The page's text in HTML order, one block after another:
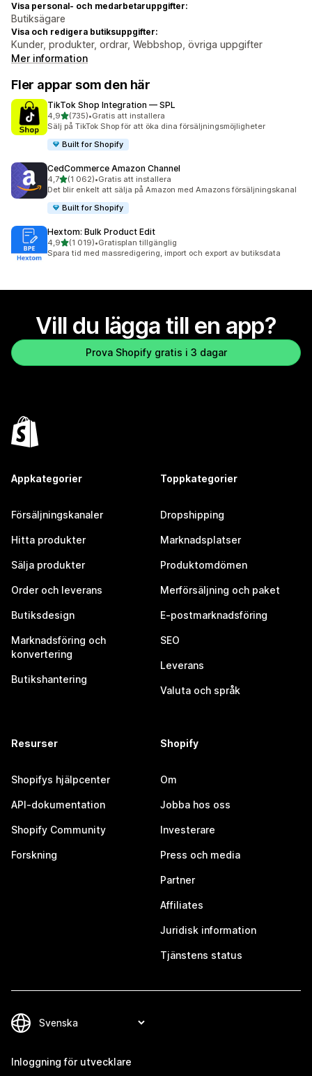
Visa personal- och medarbetaruppgifter:
Butiksägare
Visa och redigera butiksuppgifter:
Kunder, produkter, ordrar, Webbshop, övriga uppgifter
Mer information
Fler appar som den här
TikTok Shop Integration — SPL
4,9av 5 stjärnor
(735)
735 recensioner totalt
•Gratis att installera
Sälj på TikTok Shop för att öka dina försäljningsmöjligheter
Built for Shopify
CedCommerce Amazon Channel
4,7av 5 stjärnor
(1 062)
1062 recensioner totalt
•Gratis att installera
Det blir enkelt att sälja på Amazon med Amazons försäljningskanal
Built for Shopify
Hextom: Bulk Product Edit
4,9av 5 stjärnor
(1 019)
1019 recensioner totalt
•Gratisplan tillgänglig
Spara tid med massredigering, import och export av butiksdata
Vill du lägga till en app?
Prova Shopify gratis i 3 dagar
Appkategorier
Försäljningskanaler
Hitta produkter
Sälja produkter
Order och leverans
Butiksdesign
Marknadsföring och
konvertering
Butikshantering
Toppkategorier
Dropshipping
Marknadsplatser
Produktomdömen
Merförsäljning och paket
E-postmarknadsföring
SEO
Leverans
Valuta och språk
Resurser
Shopifys hjälpcenter
API-dokumentation
Shopify Community
Forskning
Shopify
Om
Jobba hos oss
Investerare
Press och media
Partner
Affiliates
Juridisk information
Tjänstens status
Inloggning för utvecklare